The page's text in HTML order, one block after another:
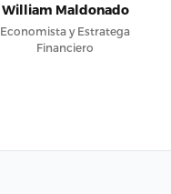
William Maldonado
Economista y Estratega
Financiero